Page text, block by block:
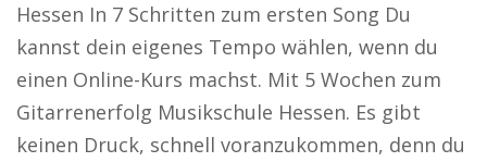
Hessen In 7 Schritten zum ersten Song Du
kannst dein eigenes Tempo wählen, wenn du
einen Online-Kurs machst. Mit 5 Wochen zum
Gitarrenerfolg Musikschule Hessen. Es gibt
keinen Druck, schnell voranzukommen, denn du